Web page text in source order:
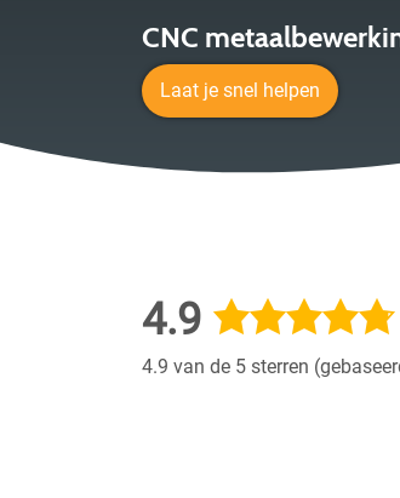
CNC
Laat je snel helpen
4.9
4.9 van de 5 sterren